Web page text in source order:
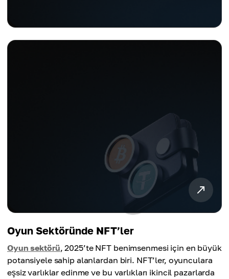
Oyun Sektöründe NFT’ler
Oyun sektörü, 2025’te NFT benimsenmesi için en büyük
potansiyele sahip alanlardan biri. NFT’ler, oyunculara
eşsiz varlıklar edinme ve bu varlıkları ikincil pazarlarda